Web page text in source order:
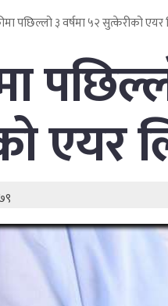
पछिल्लो ३ वर्षमा ५२ सुत्केरीको एयर
एयर